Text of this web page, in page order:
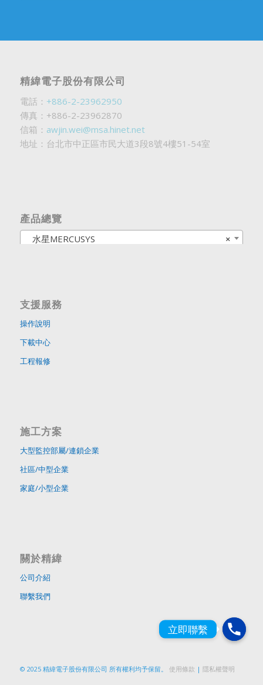
精緯電子股份有限公司
電話： +886-2-23962950
傳真：+886-2-23962870
信箱： awjin.wei@msa.hinet.net
地址：台北市中正區市民大道3段8號4樓51-54室
產品總覽
×
水星MERCUSYS
支援服務
操作說明
下載中心
工程報修
施工方案
大型監控部屬/連鎖企業
社區/中型企業
家庭/小型企業
關於精緯
公司介紹
聯繫我們
© 2025 精緯電子股份有限公司 所有權利均予保留。 使用條款 | 隱私權聲明